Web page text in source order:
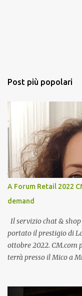
Post più popolari
A Forum Retail 2022
demand
Il servizio chat &
portato il prestigio di
ottobre 2022. CM.com
terrà presso il Mico a